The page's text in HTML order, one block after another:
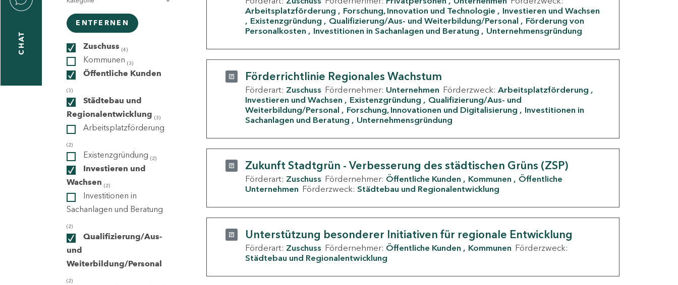
CHAT
ENTFERNEN
Zuschuss (4)
Kommunen (3)
Öffentliche Kunden
(3)
Städtebau und
Regionalentwicklung (3)
Arbeitsplatzförderung
(2)
Existenzgründung (2)
Investieren und
Wachsen (2)
Investitionen in
Sachanlagen und Beratung
(2)
Qualifizierung/Aus-
und
Weiterbildung/Personal
(2)
Arbeitsplatzförderung
Forschung, Innovation und Technologie
Investieren und Wachsen
Existenzgründung
Qualifizierung/Aus- und Weiterbildung/Personal
Förderung von
Personalkosten
Investitionen in Sachanlagen und Beratung Unternehmensgründung
Förderrichtlinie Regionales Wachstum
Förderart: Zuschuss Fördernehmer: Unternehmen Förderzweck: Arbeitsplatzförderung
Investieren und Wachsen
Existenzgründung
Qualifizierung/Aus- und
Weiterbildung/Personal
Forschung, Innovationen und Digitalisierung
Investitionen in
Sachanlagen und Beratung
Unternehmensgründung
Zukunft Stadtgrün - Verbesserung des städtischen Grüns (ZSP)
Förderart: Zuschuss Fördernehmer: Öffentliche Kunden Kommunen
Öffentliche
Unternehmen Förderzweck: Städtebau und Regionalentwicklung
Unterstützung besonderer Initiativen für regionale Entwicklung
Förderart: Zuschuss Fördernehmer: Öffentliche Kunden Kommunen Förderzweck:
Städtebau und Regionalentwicklung